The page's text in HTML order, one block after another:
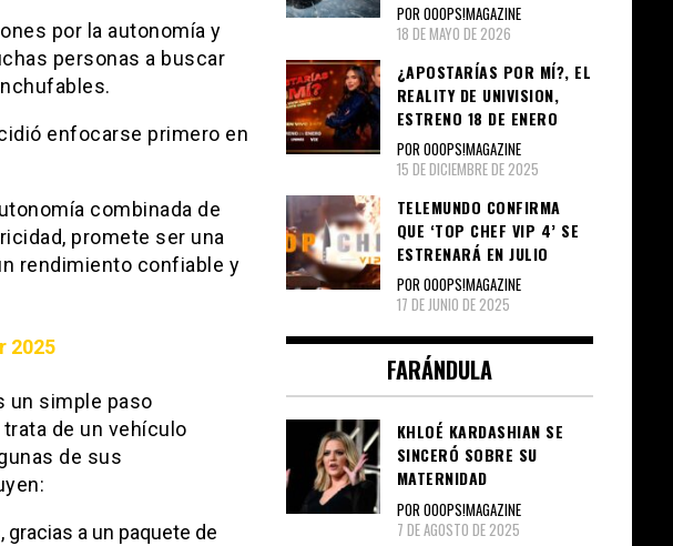
por la autonomía y
personas a buscar
enfocarse primero en
combinada de
promete ser una
rendimiento confiable y
2025
un simple paso
de un vehículo
de sus
a un paquete de
POR OOOPS!MAGAZINE
18 DE MAYO DE 2026
¿APOSTARÍAS POR MÍ?, EL
REALITY DE UNIVISION,
ESTRENO 18 DE ENERO
POR OOOPS!MAGAZINE
15 DE DICIEMBRE DE 2025
TELEMUNDO CONFIRMA
QUE ‘TOP CHEF VIP 4’ SE
ESTRENARÁ EN JULIO
POR OOOPS!MAGAZINE
17 DE JUNIO DE 2025
FARÁNDULA
KHLOÉ KARDASHIAN SE
SINCERÓ SOBRE SU
MATERNIDAD
POR OOOPS!MAGAZINE
7 DE AGOSTO DE 2025